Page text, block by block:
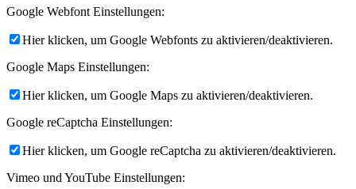
Google Webfont Einstellungen:
Hier klicken, um Google Webfonts zu aktivieren/deaktivieren.
Google Maps Einstellungen:
Hier klicken, um Google Maps zu aktivieren/deaktivieren.
Google reCaptcha Einstellungen:
Hier klicken, um Google reCaptcha zu aktivieren/deaktivieren.
Vimeo und YouTube Einstellungen: